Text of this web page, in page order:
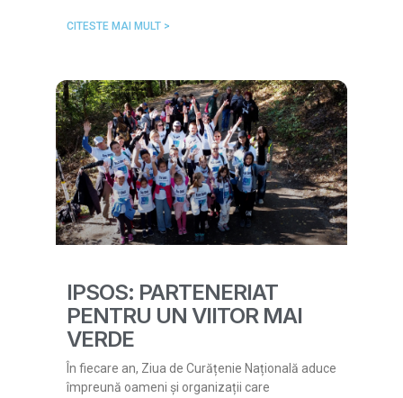
CITESTE MAI MULT >
IPSOS: PARTENERIAT
PENTRU UN VIITOR MAI
VERDE
În fiecare an, Ziua de Curățenie Națională aduce
împreună oameni și organizații care